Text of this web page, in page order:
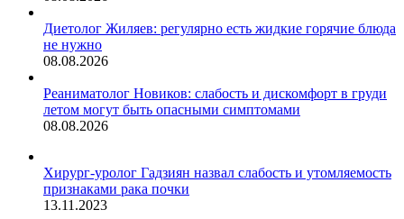
Диетолог Жиляев: регулярно есть жидкие горячие блюда
не нужно
08.08.2026
Реаниматолог Новиков: слабость и дискомфорт в груди
летом могут быть опасными симптомами
08.08.2026
Хирург-уролог Гадзиян назвал слабость и утомляемость
признаками рака почки
13.11.2023